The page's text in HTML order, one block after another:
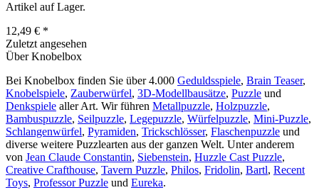
Artikel auf Lager.
12,49 € *
Zuletzt angesehen
Über Knobelbox
Bei Knobelbox finden Sie über 4.000 Geduldsspiele, Brain Teaser,
Knobelspiele, Zauberwürfel, 3D-Modellbausätze, Puzzle und
Denkspiele aller Art. Wir führen Metallpuzzle, Holzpuzzle,
Bambuspuzzle, Seilpuzzle, Legepuzzle, Würfelpuzzle, Mini-Puzzle,
Schlangenwürfel, Pyramiden, Trickschlösser, Flaschenpuzzle und
diverse weitere Puzzlearten aus der ganzen Welt. Unter anderem
von Jean Claude Constantin, Siebenstein, Huzzle Cast Puzzle,
Creative Crafthouse, Tavern Puzzle, Philos, Fridolin, Bartl, Recent
Toys, Professor Puzzle und Eureka.